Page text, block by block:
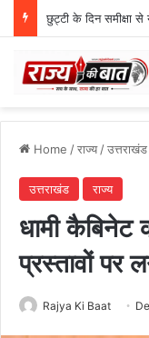
कांवड़ मेले में बड़ा
Home /राज्य/उत्तराखंड
उत्तराखंड राज्य
धामी कैबिनेट
प्रस्तावों पर
Rajya Ki Baat